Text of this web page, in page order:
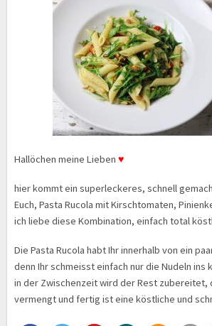
Hallöchen meine Lieben ♥
hier kommt ein superleckeres, schnell
Euch, Pasta Rucola mit Kirschtomaten,
ich liebe diese Kombination, einfach total
Die Pasta Rucola habt Ihr innerhalb von ein
denn Ihr schmeisst einfach nur die Nudeln ins
in der Zwischenzeit wird der Rest zubereitet,
vermengt und fertig ist eine köstliche und